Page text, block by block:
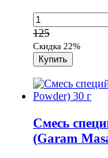
125
Скидка 22%
Смесь
(Garam